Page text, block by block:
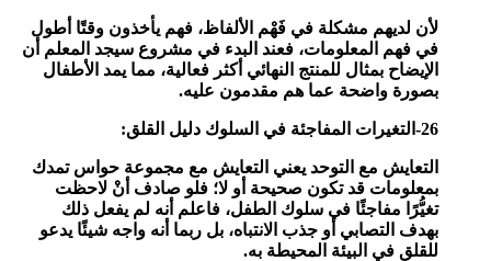
لأن لديهم مشكلة في فَهْم الألفاظ، فهم يأخذون وقتًا أطول
في فهم المعلومات، فعند البدء في مشروع سيجد المعلم أن
الإيضاح بمثال للمنتج النهائي أكثر فعالية، مما يمد الأطفال
بصورة واضحة عما هم مقدمون عليه.
26-التغيرات المفاجئة في السلوك دليل القلق:
التعايش مع التوحد يعني التعايش مع مجموعة حواس تمدك
بمعلومات قد تكون صحيحة أو لا؛ فلو صادف أنْ لاحظت
تغيُّرًا مفاجئًا في سلوك الطفل، فاعلم أنه لم يفعل ذلك
بهدف التصابي أو جذب الانتباه، بل ربما أنه واجه شيئًا يدعو
للقلق في البيئة المحيطة به.